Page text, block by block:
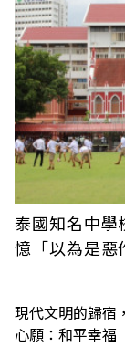
泰國知名中學
憶「以為是惡
現代文明的歸宿
心願：和平幸福